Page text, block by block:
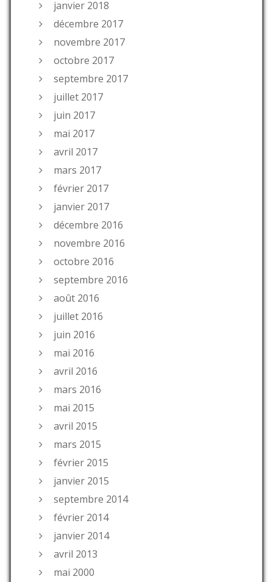
janvier 2018
décembre 2017
novembre 2017
octobre 2017
septembre 2017
juillet 2017
juin 2017
mai 2017
avril 2017
mars 2017
février 2017
janvier 2017
décembre 2016
novembre 2016
octobre 2016
septembre 2016
août 2016
juillet 2016
juin 2016
mai 2016
avril 2016
mars 2016
mai 2015
avril 2015
mars 2015
février 2015
janvier 2015
septembre 2014
février 2014
janvier 2014
avril 2013
mai 2000